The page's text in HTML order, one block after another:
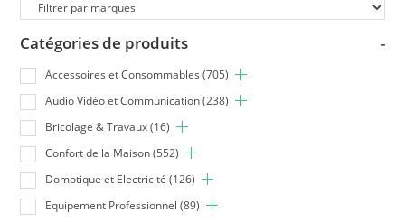
Catégories de produits -
Accessoires et Consommables (705)
Audio Vidéo et Communication (238)
Bricolage & Travaux (16)
Confort de la Maison (552)
Domotique et Electricité (126)
Equipement Professionnel (89)